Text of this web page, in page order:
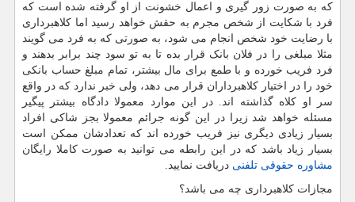
که به صورت زور گیری و اعمال خشونت از او گرفته شده است که
فرد با شکایت از شخص مجرم به حقش خواهد رسید اما کلاهبرداری
با رضایت خود شخص انجام می شود، به صورتی که به فرد می گویند
مثلا مبلغی را در فلان بانک قرار بده تا به تو سود چند برابر بدهند و
فرد فریب خورده و با طمع برای مال بیشتر، تمام مبلغ حساب بانکی
خود را در اختیار کلاهبرداران قرار می دهد، ولی خبر ندارد که در واقع
سر او کلاه گذاشته اند. در این موارد معمولا دادگاه بیشتر پیگیر
مسئله خواهد شد زیرا در این گونه جرائم معمولا بجز شاکی افراد
بسیار زیادی دیگری نیز فریب خورده اند که تعدادشان ممکن است
بسیار زیاد باشد که در این رابطه می توانید به صورت کاملا رایگان
مشاوره حقوقی تلفنی دریافت نمایید.
مجازات کلاهبرداری چه می باشد؟